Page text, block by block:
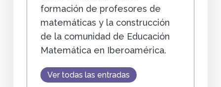
formación de profesores de
matemáticas y la construcción
de la comunidad de Educación
Matemática en Iberoamérica.
Ver todas las entradas